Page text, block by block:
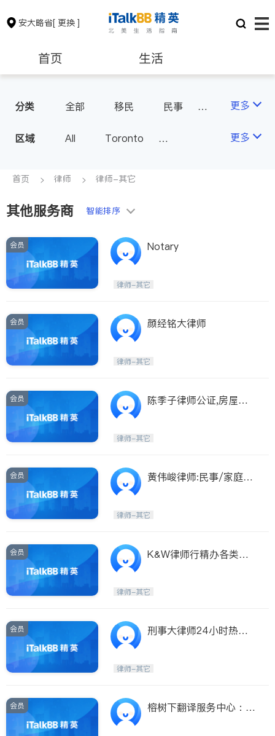
安大略省[ 更换 ]
首页 生活
保险理财 房地产租售
银行贷款 会计师
建筑装修
分类 全部 移民
民事
更多
区域 All
Toronto
Scarborough
North York
Brampton
Kitchener
Newmarket
Stouffville
Maple
Waterloo
Guelph
Ajax
Oshawa
Niagara Falls
Pickering
Concord
Port Perry
King
更多
首页 律师 律师-其它
其他服务商 智能排序
会员 Notary
律师-其它
会员 颜经铭大律师
律师-其它
会员
陈季子律师公证,房屋生
律师-其它
会员
黄伟峻律师:民事/家庭
律师-其它
会员
K&W律师行精办各类刑
律师-其它
会员
刑事大律师24小时热线
律师-其它
会员
榕树下翻译服务中心：英